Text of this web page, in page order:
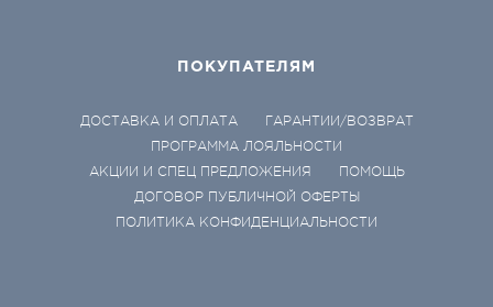
ПОКУПАТЕЛЯМ
ДОСТАВКА И ОПЛАТА
ГАРАНТИИ/ВОЗВРАТ
ПРОГРАММА ЛОЯЛЬНОСТИ
АКЦИИ И СПЕЦ ПРЕДЛОЖЕНИЯ
ПОМОЩЬ
ДОГОВОР ПУБЛИЧНОЙ ОФЕРТЫ
ПОЛИТИКА КОНФИДЕНЦИАЛЬНОСТИ